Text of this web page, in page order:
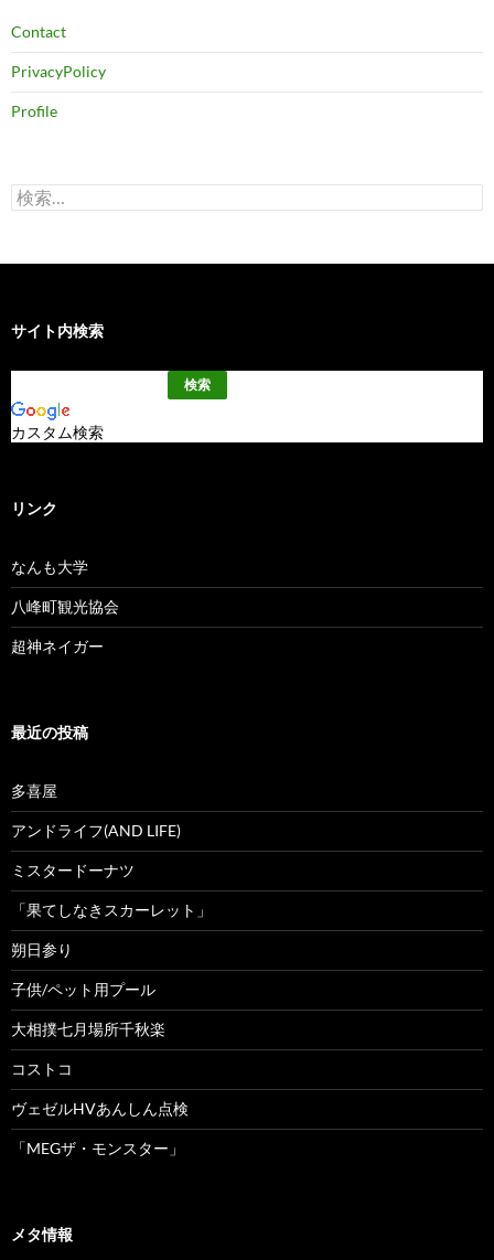
Contact
PrivacyPolicy
Profile
検
索:
サイト内検索
カスタム検索
リンク
なんも大学
八峰町観光協会
超神ネイガー
最近の投稿
多喜屋
アンドライフ(AND LIFE)
ミスタードーナツ
「果てしなきスカーレット」
朔日参り
子供/ペット用プール
大相撲七月場所千秋楽
コストコ
ヴェゼルHVあんしん点検
「MEGザ・モンスター」
メタ情報